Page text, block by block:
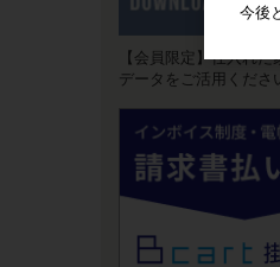
【会員限定】仕入れ
データをご活用くださ
今後